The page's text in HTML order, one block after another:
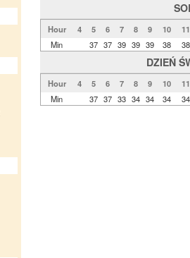
Hour 4 5 6 7 8 9 10
11
Min
37 37 39 39 39 38 38
DZIEŃ
Hour 4 5 6 7 8 9 10
11
Min
37 37 33 34 34 34 34